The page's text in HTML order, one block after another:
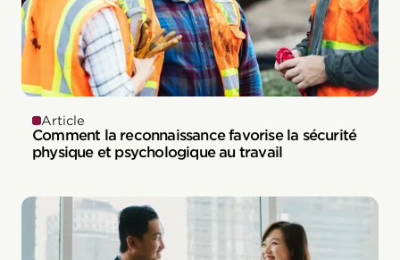
Article
Comment la reconnaissance favorise la sécurité
physique et psychologique au travail